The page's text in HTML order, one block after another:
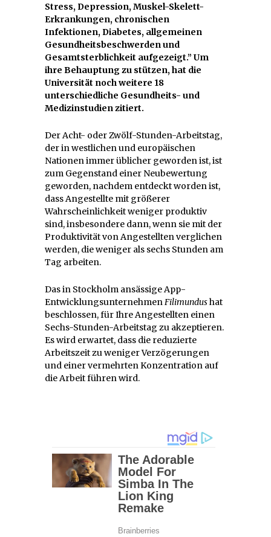
Stress, Depression, Muskel-Skelett-
Erkrankungen, chronischen
Infektionen, Diabetes, allgemeinen
Gesundheitsbeschwerden und
Gesamtsterblichkeit aufgezeigt.” Um
ihre Behauptung zu stützen, hat die
Universität noch weitere 18
unterschiedliche Gesundheits- und
Medizinstudien zitiert.
Der Acht- oder Zwölf-Stunden-Arbeitstag,
der in westlichen und europäischen
Nationen immer üblicher geworden ist, ist
zum Gegenstand einer Neubewertung
geworden, nachdem entdeckt worden ist,
dass Angestellte mit größerer
Wahrscheinlichkeit weniger produktiv
sind, insbesondere dann, wenn sie mit der
Produktivität von Angestellten verglichen
werden, die weniger als sechs Stunden am
Tag arbeiten.
Das in Stockholm ansässige App-
EntwicklungsunternehmenFilimundushat
beschlossen, für Ihre Angestellten einen
Sechs-Stunden-Arbeitstag zu akzeptieren.
Es wird erwartet, dass die reduzierte
Arbeitszeit zu weniger Verzögerungen
und einer vermehrten Konzentration auf
die Arbeit führen wird.